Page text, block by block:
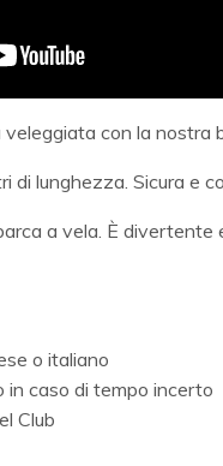
con la nostra
di lunghezza. Sicura e
a vela. È
o italiano
in caso di tempo incerto
Club